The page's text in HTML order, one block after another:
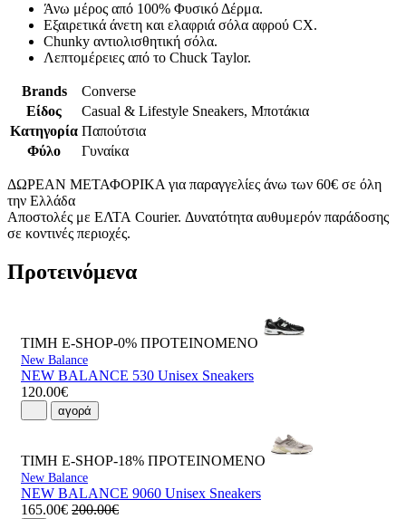
Άνω μέρος από 100% Φυσικό Δέρμα.
Εξαιρετικά άνετη και ελαφριά σόλα αφρού CX.
Chunky αντιολισθητική σόλα.
Λεπτομέρειες από το Chuck Taylor.
Brands
Converse
Είδος
Casual & Lifestyle Sneakers, Μποτάκια
Κατηγορία Παπούτσια
Φύλο
Γυναίκα
ΔΩΡΕΑΝ ΜΕΤΑΦΟΡΙΚΑ για παραγγελίες άνω των 60€ σε όλη
την Ελλάδα
Αποστολές με ΕΛΤΑ Courier. Δυνατότητα αυθυμερόν παράδοσης
σε κοντινές περιοχές.
Προτεινόμενα
ΤΙΜΗ E-SHOP-0% ΠΡΟΤΕΙΝΟΜΕΝΟ
New Balance
NEW BALANCE 530 Unisex Sneakers
120.00€
αγορά
ΤΙΜΗ E-SHOP-18% ΠΡΟΤΕΙΝΟΜΕΝΟ
New Balance
NEW BALANCE 9060 Unisex Sneakers
165.00€ 200.00€